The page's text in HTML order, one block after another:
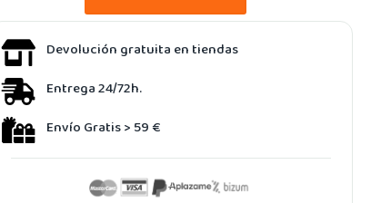
Devolución gratuita en tiendas
Entrega 24/72h.
Envío Gratis > 59 €